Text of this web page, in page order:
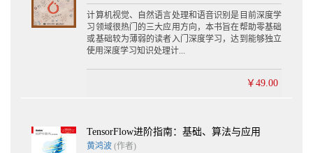
15.7 自然语言处理的一个假设 540
15.8 词向量表示方法 542
15.8.1 独热编码表示 543
15.8.2 分布式表示 545
15.9.4 LSTM语言模型的正则化 556
15.10 基于Penn Tree Bank的自然语言处理实战 560
计算机视觉、自然语言处理和语音识别是目前深度学
习领域很热门的三大应用方向，本书旨在帮助零基础
或基础较为薄弱的读者入门深度学习，达到能够独立
使用深度学习知识处理计...
￥49.00
TensorFlow进阶指南：基础、算法与应用
黄鸿波 (作者)